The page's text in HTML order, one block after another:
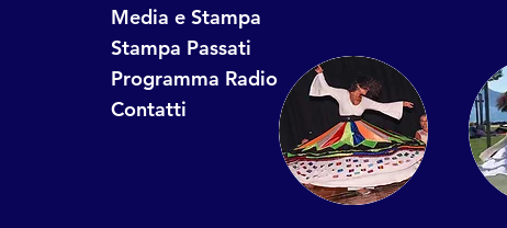
Media e Stampa
Stampa Passati
Programma Radio
Contatti